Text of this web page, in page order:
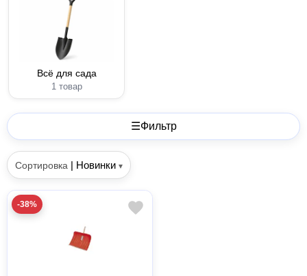
Всё для сада
1 товар
☰Фильтр
Сортировка | Новинки ▾
-38%